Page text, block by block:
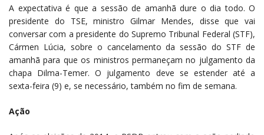
A expectativa é que a sessão de amanhã dure o dia todo. O
presidente do TSE, ministro Gilmar Mendes, disse que vai
conversar com a presidente do Supremo Tribunal Federal (STF),
Cármen Lúcia, sobre o cancelamento da sessão do STF de
amanhã para que os ministros permaneçam no julgamento da
chapa Dilma-Temer. O julgamento deve se estender até a
sexta-feira (9) e, se necessário, também no fim de semana.
Ação